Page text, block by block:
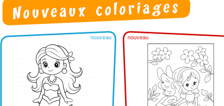
nouveau nouveau